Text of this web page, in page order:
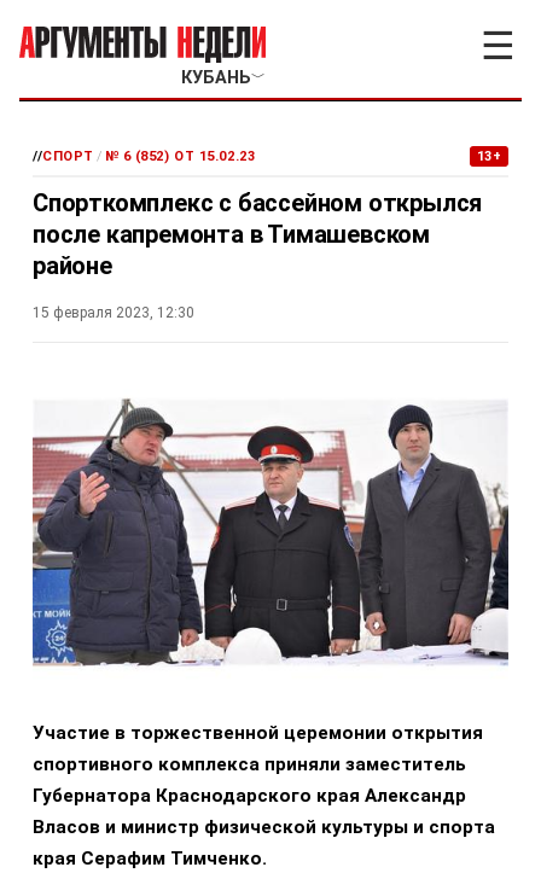
КУБАНЬ﹀
☰
//СПОРТ / № 6 (852) ОТ 15.02.23 13+
Спорткомплекс с бассейном открылся
после капремонта в Тимашевском
районе
15 февраля 2023, 12:30
Участие в торжественной церемонии открытия
спортивного комплекса приняли заместитель
Губернатора Краснодарского края Александр
Власов и министр физической культуры и спорта
края Серафим Тимченко.